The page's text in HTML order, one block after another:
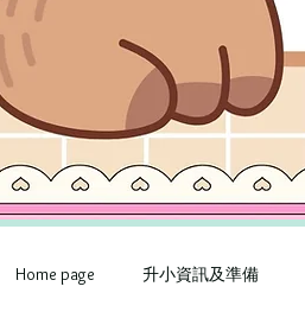
Home page 升小資訊及準備